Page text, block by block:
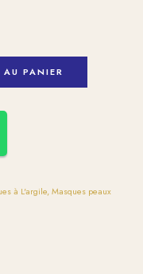
AU PANIER
à L'argile,Masques peaux